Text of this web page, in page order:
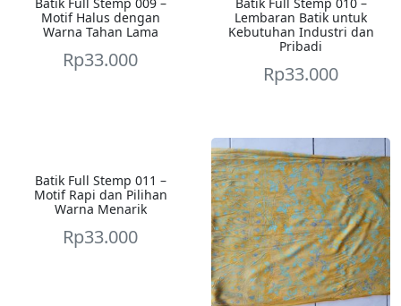
Motif Halus dengan
Warna Tahan Lama
Rp33.000
Lembaran Batik untuk
Kebutuhan Industri dan
Pribadi
Rp33.000
Batik Full Stemp 011 –
Motif Rapi dan Pilihan
Warna Menarik
Rp33.000